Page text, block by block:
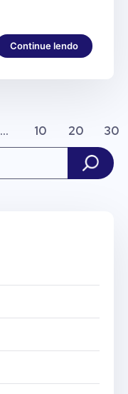
Continue lendo
... 10 20 30